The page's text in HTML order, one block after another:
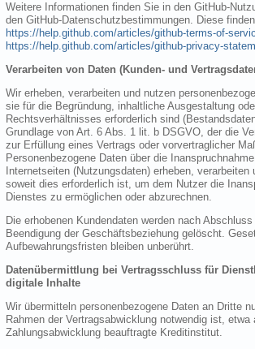
Weitere Informationen finden Sie in den GitHub-
den GitHub-Datenschutzbestimmungen. Diese
https://help.github.com/articles/github-terms-of-
https://help.github.com/articles/github-privacy-
Verarbeiten von Daten (Kunden- und
Wir erheben, verarbeiten und nutzen
sie für die Begründung, inhaltliche Ausgestaltung
Rechtsverhältnisses erforderlich sind
Grundlage von Art. 6 Abs. 1 lit. b DSGVO, der die
zur Erfüllung eines Vertrags oder vorvertraglicher
Personenbezogene Daten über die
Internetseiten (Nutzungsdaten) erheben, verarbeiten
soweit dies erforderlich ist, um dem Nutzer die
Dienstes zu ermöglichen oder abzurechnen.
Die erhobenen Kundendaten werden nach
Beendigung der Geschäftsbeziehung gelöscht.
Aufbewahrungsfristen bleiben unberührt.
Datenübermittlung bei Vertragsschluss für
digitale Inhalte
Wir übermitteln personenbezogene Daten an Dritte
Rahmen der Vertragsabwicklung notwendig ist, etwa
Zahlungsabwicklung beauftragte Kreditinstitut.